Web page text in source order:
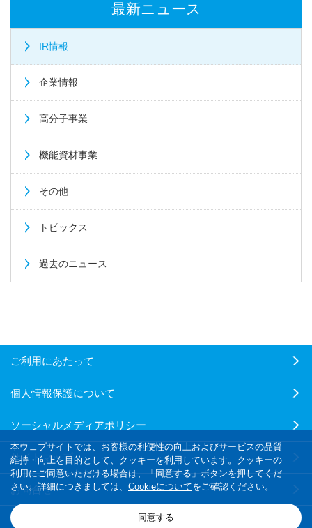
本ウェブサイトでは、お客様の利便性の向上およびサービスの品質
維持・向上を目的として、クッキーを利用しています。クッキーの
利用にご同意いただける場合は、「同意する」ボタンを押してくだ
さい。詳細につきましては、 Cookieについてをご確認ください。
同意する
最新ニュース
IR情報
企業情報
高分子事業
機能資材事業
その他
トピックス
過去のニュース
ご利用にあたって
個人情報保護について
ソーシャルメディアポリシー
サイトマップ
お問合せ
2026 UNITIKA LTD. All rights reserved.